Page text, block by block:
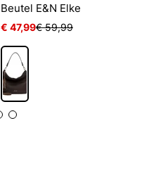
Beutel E&N Elke
€ 47,99€ 59,99